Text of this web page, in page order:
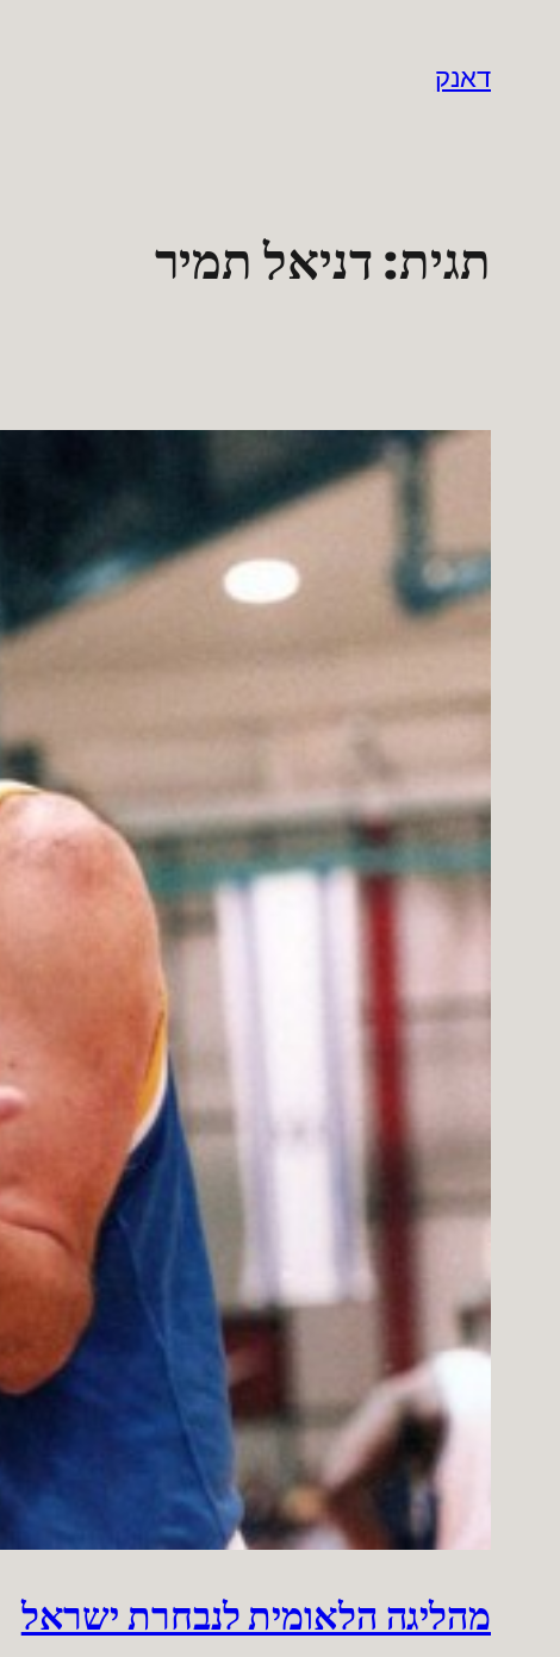
דאנק
תגית:דניאל תמיר
מהליגה הלאומית לנבחרת ישראל